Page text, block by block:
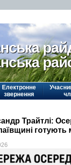
Електронне
звернення
Трайтлі:
готують